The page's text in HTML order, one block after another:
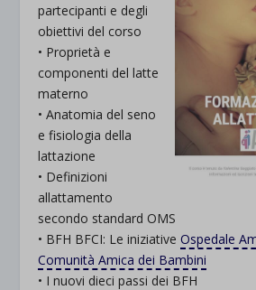
partecipanti e degli
obiettivi del corso
• Proprietà e
componenti del latte
materno
• Anatomia del seno
e fisiologia della
lattazione
• Definizioni
allattamento
secondo standard OMS
• BFH BFCI: Le iniziativeOspedale
Comunità Amica dei Bambini
• I nuovi dieci passi dei BFH